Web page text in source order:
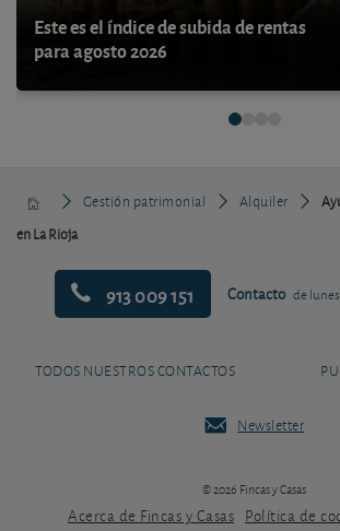
Este es el índice de subida de rentas
para agosto 2026
Gestión patrimonial Alquiler
en La Rioja
913 009 151 Contacto de
TODOS NUESTROS CONTACTOS
Newsletter
© 2026 Fincas y Casas
Acerca de Fincas y Casas Política de